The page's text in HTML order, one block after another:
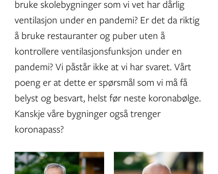
bruke skolebygninger som vi vet har dårlig
ventilasjon under en pandemi? Er det da riktig
å bruke restauranter og puber uten å
kontrollere ventilasjonsfunksjon under en
pandemi? Vi påstår ikke at vi har svaret. Vårt
poeng er at dette er spørsmål som vi må få
belyst og besvart, helst før neste koronabølge.
Kanskje våre bygninger også trenger
koronapass?